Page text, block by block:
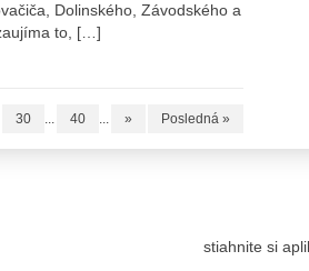
Dolinského, Závodského a
to, […]
30 ... 40 ... » Posledná »
stiahnite si